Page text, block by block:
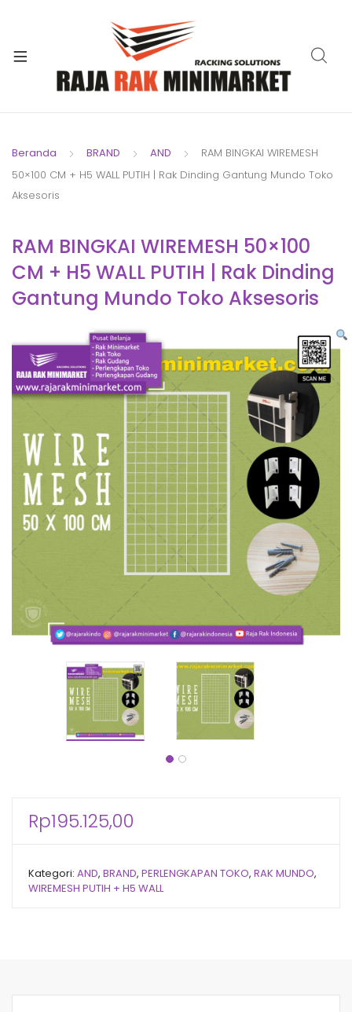
Beranda BRAND AND
RAM BINGKAI WIREMESH
50×100 CM + H5 WALL PUTIH | Rak Dinding Gantung Mundo Toko
Aksesoris
RAM BINGKAI WIREMESH 50×100
CM + H5 WALL PUTIH | Rak Dinding
Gantung Mundo Toko Aksesoris
Rp195.125,00
Kategori: AND, BRAND, PERLENGKAPAN TOKO, RAK MUNDO,
WIREMESH PUTIH + H5 WALL